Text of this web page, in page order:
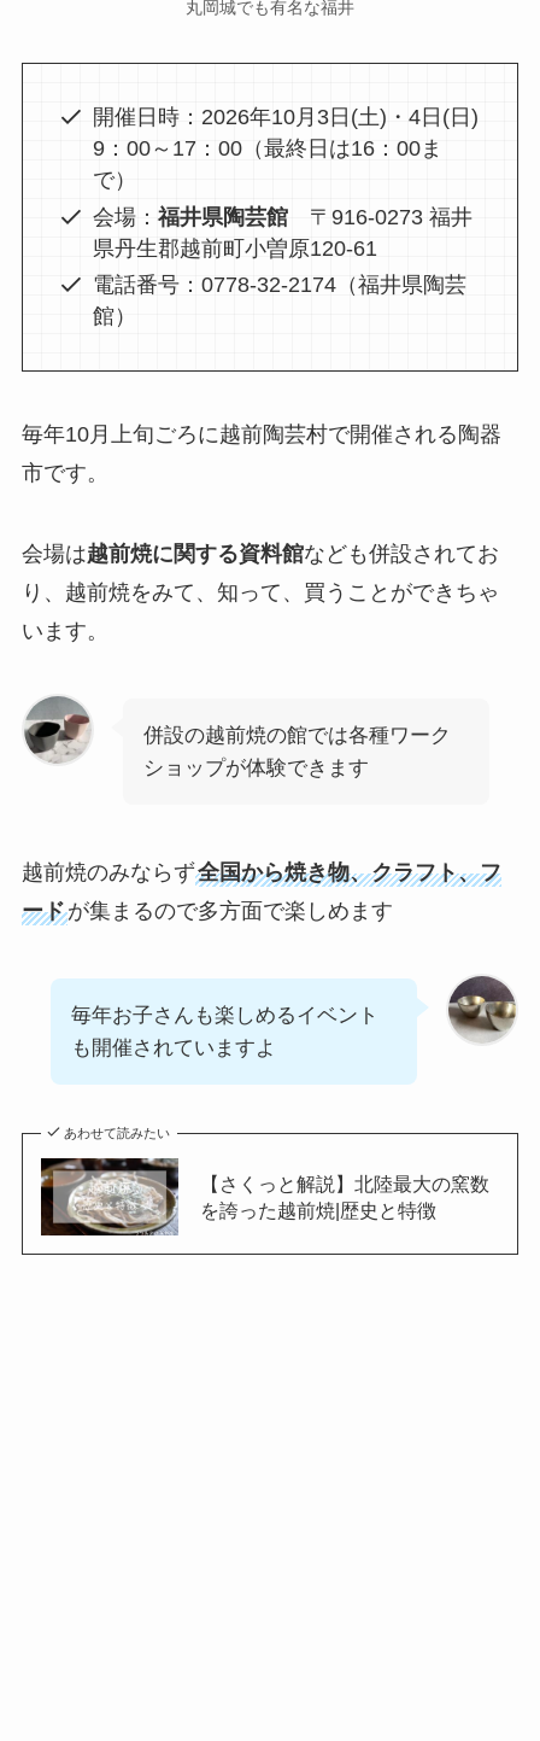
丸岡城でも有名な福井
開催日時：2026年10月3日(土)・4日(日)
9：00～17：00（最終日は16：00ま
で）
会場：福井県陶芸館 〒916-0273 福井
県丹生郡越前町小曽原120-61
電話番号：0778-32-2174（福井県陶芸
館）
毎年10月上旬ごろに越前陶芸村で開催される陶器
市です。
会場は越前焼に関する資料館なども併設されてお
り、越前焼をみて、知って、買うことができちゃ
います。
併設の越前焼の館では各種ワーク
ショップが体験できます
越前焼のみならず全国から焼き物、クラフト、フ
ードが集まるので多方面で楽しめます
毎年お子さんも楽しめるイベント
も開催されていますよ
あわせて読みたい
【さくっと解説】北陸最大の窯数
を誇った越前焼|歴史と特徴